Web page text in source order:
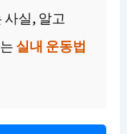
사실, 알고
실내 운동법